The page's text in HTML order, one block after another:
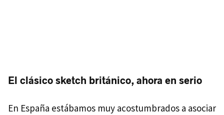
El clásico sketch británico, ahora en serio
En España estábamos muy acostumbrados a asociar